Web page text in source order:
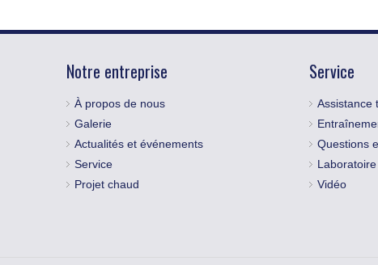
Notre entreprise
À propos de nous
Galerie
Actualités et événements
Service
Projet chaud
Service
Assistance
Questions
Vidéo